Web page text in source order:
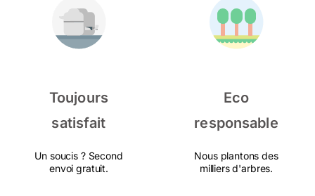
Toujours
satisfait
Un soucis ? Second
envoi gratuit.
Eco
responsable
Nous plantons des
milliers d'arbres.